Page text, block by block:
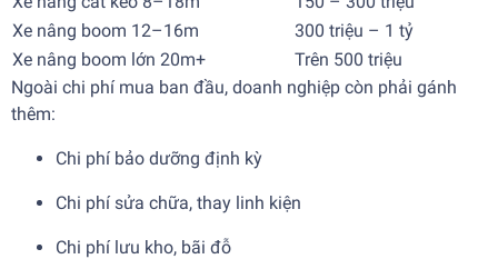
Xe nâng boom 12–16m
300 triệu – 1 tỷ
Xe nâng boom lớn 20m+
Trên 500 triệu
Ngoài chi phí mua ban đầu, doanh nghiệp còn phải gánh
thêm:
Chi phí bảo dưỡng định kỳ
Chi phí sửa chữa, thay linh kiện
Chi phí lưu kho, bãi đỗ